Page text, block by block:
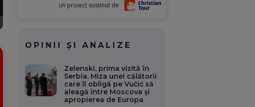
un proiect susținut de
OPINII ȘI ANALIZE
Zelenski, prima vizită în
Serbia. Miza unei călătorii
care îl obligă pe Vučić să
aleagă între Moscova și
apropierea de Europa